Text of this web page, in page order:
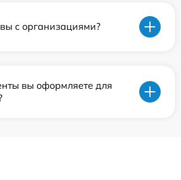
с организациями?
вы оформляете для